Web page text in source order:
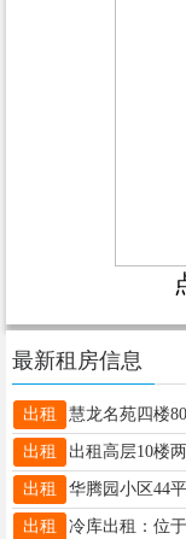
最新租房信息
出租
出租
出租 华腾园小区44
出租